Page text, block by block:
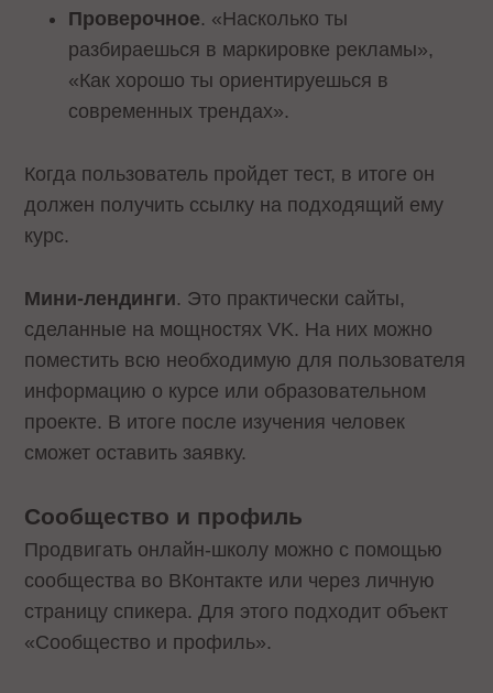
Проверочное. «Насколько ты
разбираешься в маркировке рекламы»,
«Как хорошо ты ориентируешься в
современных трендах».
Когда пользователь пройдет тест, в итоге он
должен получить ссылку на подходящий ему
курс.
Мини-лендинги. Это практически сайты,
сделанные на мощностях VK. На них можно
поместить всю необходимую для пользователя
информацию о курсе или образовательном
проекте. В итоге после изучения человек
сможет оставить заявку.
Сообщество и профиль
Продвигать онлайн-школу можно с помощью
сообщества во ВКонтакте или через личную
страницу спикера. Для этого подходит объект
«Сообщество и профиль».